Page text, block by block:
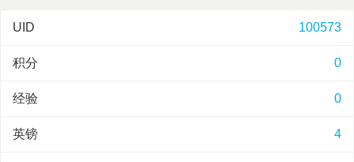
UID 100573
积分 0
经验 0
英镑 4